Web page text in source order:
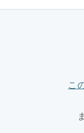
こ